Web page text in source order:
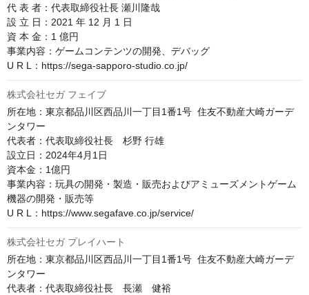
代 表 者：代表取締役社長 瀬川隆哉
設 立 日：2021 年 12 月 1 日
資 本 金：1 億円
事業内容：ゲームコンテンツの開発、デバッグ
U R L：https://sega-sapporo-studio.co.jp/
株式会社セガ フェイブ
所在地：東京都品川区西品川一丁目1番1号  住友不動産大崎ガーデ
ンタワー
代表者：代表取締役社長　杉野 行雄
設立日：2024年4月1日
資本金：1億円
事業内容：玩具の開発・製造・販売およびアミューズメントゲーム
機器の開発・販売等
U R L：https://www.segafave.co.jp/service/
株式会社セガ プレイハート
所在地：東京都品川区西品川一丁目1番1号  住友不動産大崎ガーデ
ンタワー
代表者：代表取締役社長　長瀬　健裕